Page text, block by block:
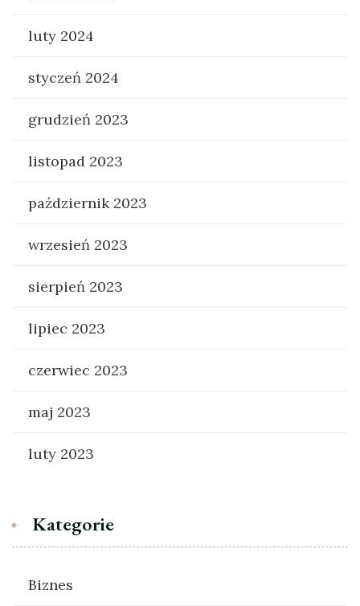
luty 2024
styczeń 2024
grudzień 2023
listopad 2023
październik 2023
wrzesień 2023
sierpień 2023
lipiec 2023
czerwiec 2023
maj 2023
luty 2023
Kategorie
Biznes